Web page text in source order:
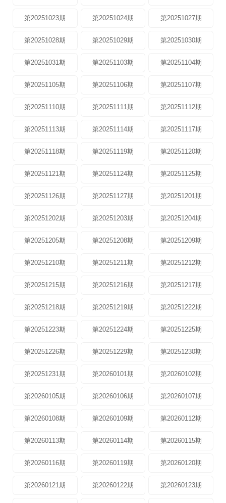
第20251023期 第20251024期 第20251027期
第20251028期 第20251029期 第20251030期
第20251031期 第20251103期 第20251104期
第20251105期 第20251106期 第20251107期
第20251110期 第20251111期 第20251112期
第20251113期 第20251114期 第20251117期
第20251118期 第20251119期 第20251120期
第20251121期 第20251124期 第20251125期
第20251126期 第20251127期 第20251201期
第20251202期 第20251203期 第20251204期
第20251205期 第20251208期 第20251209期
第20251210期 第20251211期 第20251212期
第20251215期 第20251216期 第20251217期
第20251218期 第20251219期 第20251222期
第20251223期 第20251224期 第20251225期
第20251226期 第20251229期 第20251230期
第20251231期 第20260101期 第20260102期
第20260105期 第20260106期 第20260107期
第20260108期 第20260109期 第20260112期
第20260113期 第20260114期 第20260115期
第20260116期 第20260119期 第20260120期
第20260121期 第20260122期 第20260123期